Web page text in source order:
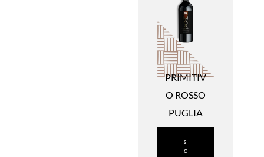
PRIMITIV
O ROSSO
PUGLIA
S
C